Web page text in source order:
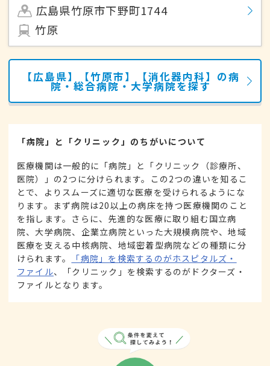
広島県竹原市下野町1744
竹原
【広島県】【竹原市】【消化器内科】の病
院・総合病院・大学病院を探す
「病院」と「クリニック」のちがいについて
医療機関は一般的に「病院」と「クリニック（診療所、
医院）」の2つに分けられます。この2つの違いを知るこ
とで、よりスムーズに適切な医療を受けられるようにな
ります。まず病院は20以上の病床を持つ医療機関のこと
を指します。さらに、先進的な医療に取り組む国立病
院、大学病院、企業立病院といった大規模病院や、地域
医療を支える中核病院、地域密着型病院などの種類に分
けられます。
「病院」を検索するのがホスピタルズ・
ファイル、「クリニック」を検索するのがドクターズ・
ファイルとなります。